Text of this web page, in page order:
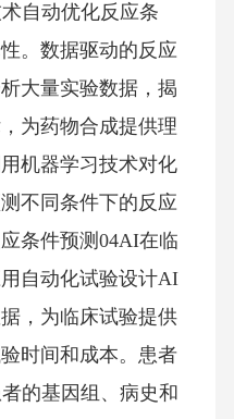
自动优化反应条
。数据驱动的反应
大量实验数据，揭
为药物合成提供理
机器学习技术对化
不同条件下的反应
条件预测04AI在临
自动化试验设计AI
，为临床试验提供
时间和成本。患者
的基因组、病史和